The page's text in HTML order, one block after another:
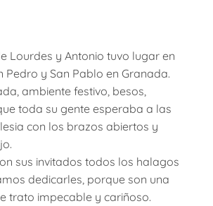
Lourdes y Antonio tuvo lugar en
Pedro y San Pablo en Granada.
ambiente festivo, besos,
toda su gente esperaba a las
con los brazos abiertos y
sus invitados todos los halagos
dedicarles, porque son una
trato impecable y cariñoso.